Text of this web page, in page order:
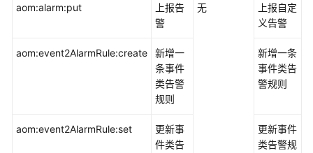
aom:alarm:put
上报告
警
无
上报自定
义告警
aom:event2AlarmRule:create
新增一
条事件
类告警
规则
新增一条
事件类告
警规则
aom:event2AlarmRule:set
更新事
件类告
更新事件
类告警规